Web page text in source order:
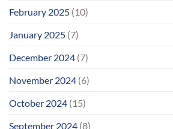
February 2025 (10)
January 2025 (7)
December 2024 (7)
November 2024 (6)
October 2024 (15)
September 2024 (8)